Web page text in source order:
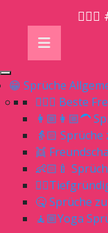
😁 Sprüche
👱🏻‍♀️ Beste
👩🏼👩🏼‍🦱
👵🏻
👯
👶🏻🍼
🤒 Sprüche
🧘🏼Yoga